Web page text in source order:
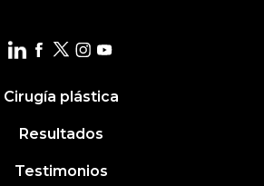
Cirugía plástica
Resultados
Testimonios